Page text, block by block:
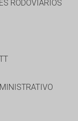
RODOVIARIOS